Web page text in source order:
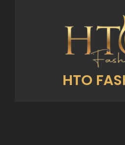
HTO